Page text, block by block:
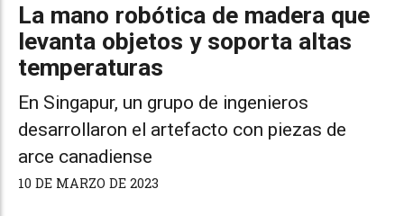
La mano robótica de madera que
levanta objetos y soporta altas
temperaturas
En Singapur, un grupo de ingenieros
desarrollaron el artefacto con piezas de
arce canadiense
10 DE MARZO DE 2023